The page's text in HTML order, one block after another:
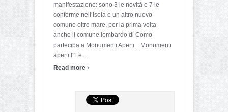
manifestazione: sono 3 le novità e 7 le
conferme nell’isola e un altro nuovo
comune oltre mare, per la prima volta
anche il comune lombardo di Como
partecipa a Monumenti Aperti. Monumenti
aperti l'1 e ...
Read more ›